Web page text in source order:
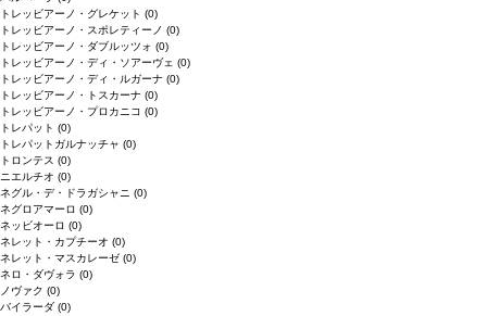
トレッビアーノ・グレケット (0)
トレッビアーノ・スポレティーノ (0)
トレッビアーノ・ダブルッツォ (0)
トレッビアーノ・ディ・ソアーヴェ (0)
トレッビアーノ・ディ・ルガーナ (0)
トレッビアーノ・トスカーナ (0)
トレッビアーノ・プロカニコ (0)
トレパット (0)
トレパットガルナッチャ (0)
トロンテス (0)
ニエルチオ (0)
ネグル・デ・ドラガシャニ (0)
ネグロアマーロ (0)
ネッビオーロ (0)
ネレット・カプチーオ (0)
ネレット・マスカレーゼ (0)
ネロ・ダヴォラ (0)
ノヴァク (0)
バイラーダ (0)